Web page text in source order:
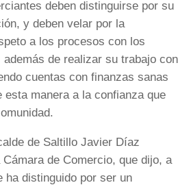
deben distinguirse por su
y deben velar por la
a los procesos con los
de realizar su trabajo con
cuentas con finanzas sanas
esta manera a la confianza que
de Saltillo Javier Díaz
de Comercio, que dijo, a
ha distinguido por ser un